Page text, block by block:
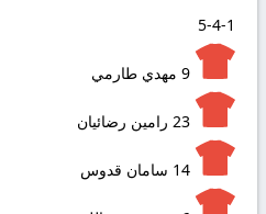
5-4-1
9 مهدي طارمي
23 رامين رضائيان
14 سامان قدوس